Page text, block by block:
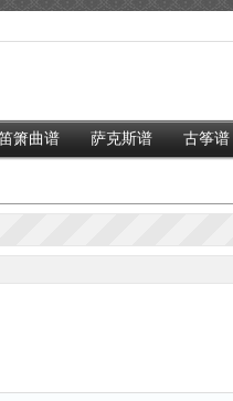
箫曲谱 萨克斯谱 古筝谱